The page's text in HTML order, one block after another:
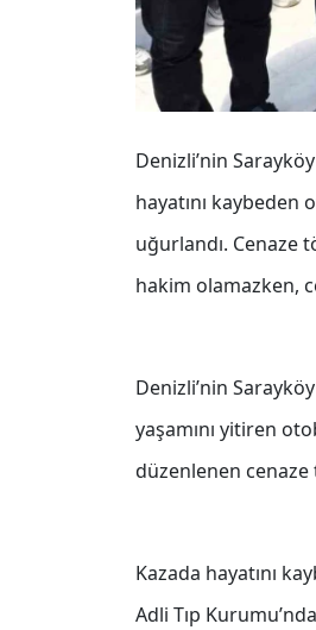
Denizli’nin
hayatını
uğurlandı. Cenaze
hakim olamazken,
Denizli’nin
yaşamını yitiren
düzenlenen
Kazada hayatını
Adli Tıp